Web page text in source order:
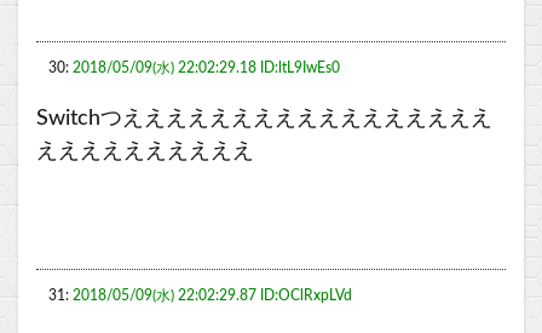
30: 2018/05/09(水) 22:02:29.18 ID:ltL9IwEs0
Switchつえええええええええええええええええ
ええええええええええ
31: 2018/05/09(水) 22:02:29.87 ID:OClRxpLVd